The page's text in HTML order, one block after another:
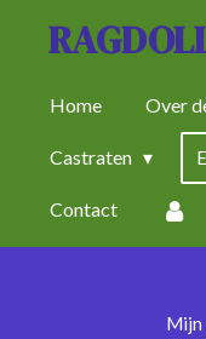
direct
hoofdinhoud
Home Over
Castraten
Contact
Mijn